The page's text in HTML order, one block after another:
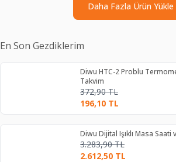
Daha Fazla Ürün Yükle
En Son Gezdiklerim
Diwu HTC-2 Problu
Takvim
372,90TL
196,10 TL
Diwu Dijital Işıklı Masa
3.283,90TL
2.612,50 TL